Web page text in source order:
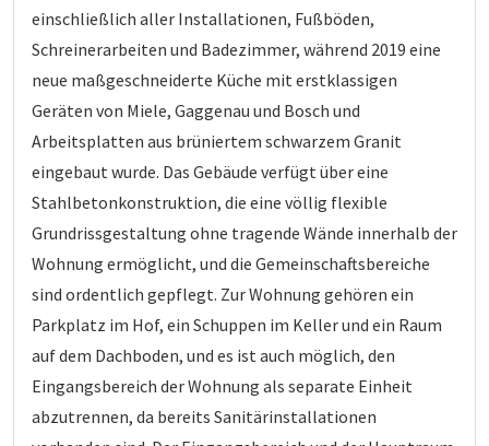
einschließlich aller Installationen, Fußböden,
Schreinerarbeiten und Badezimmer, während 2019 eine
neue maßgeschneiderte Küche mit erstklassigen
Geräten von Miele, Gaggenau und Bosch und
Arbeitsplatten aus brüniertem schwarzem Granit
eingebaut wurde. Das Gebäude verfügt über eine
Stahlbetonkonstruktion, die eine völlig flexible
Grundrissgestaltung ohne tragende Wände innerhalb der
Wohnung ermöglicht, und die Gemeinschaftsbereiche
sind ordentlich gepflegt. Zur Wohnung gehören ein
Parkplatz im Hof, ein Schuppen im Keller und ein Raum
auf dem Dachboden, und es ist auch möglich, den
Eingangsbereich der Wohnung als separate Einheit
abzutrennen, da bereits Sanitärinstallationen